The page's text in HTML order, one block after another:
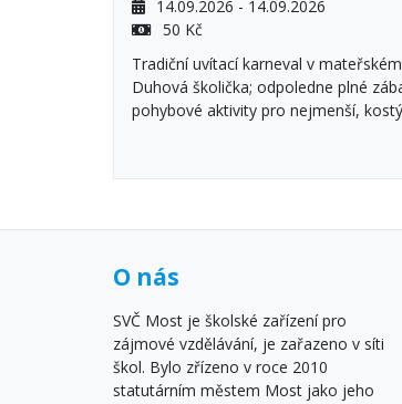
14.09.2026 - 14.09.2026
50 Kč
Tradiční uvítací karneval v
Duhová školička; odpoledne plné
pohybové aktivity pro nejmenší,
O nás
SVČ Most je školské zařízení pro
zájmové vzdělávání, je zařazeno v síti
škol. Bylo zřízeno v roce 2010
statutárním městem Most jako jeho